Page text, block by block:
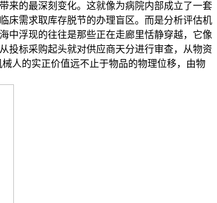
来的最深刻变化。这就像为病院内部成立了一套
床需求取库存脱节的办理盲区。而是分析评估机
中浮现的往往是那些正在走廊里恬静穿越，它像
投标采购起头就对供应商天分进行审查，从物资
人的实正价值远不止于物品的物理位移，由物